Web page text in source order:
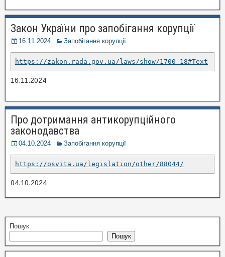
Закон України про запобігання корупції
16.11.2024 Запобігання корупції
https://zakon.rada.gov.ua/laws/show/1700-18#Text
16.11.2024
Про дотримання антикорупційного
законодавства
04.10.2024 Запобігання корупції
https://osvita.ua/legislation/other/88044/
04.10.2024
Пошук
Пошук